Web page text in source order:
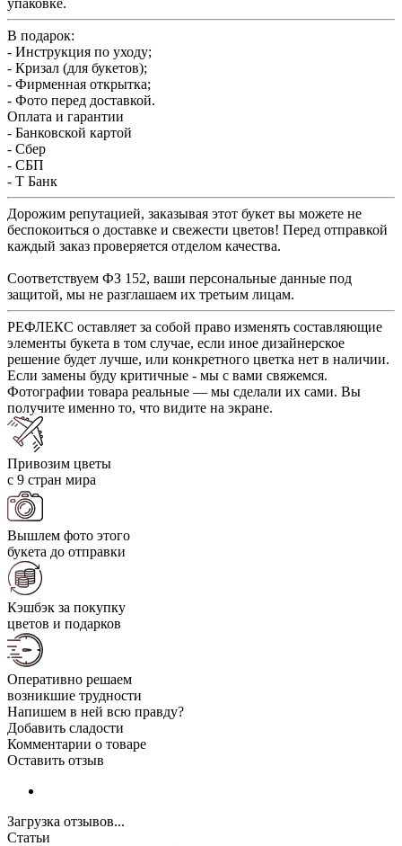
В подарок:
- Инструкция по уходу;
- Кризал (для букетов);
- Фирменная открытка;
- Фото перед доставкой.
Оплата и гарантии
- Банковской картой
- Сбер
- СБП
- Т Банк
Дорожим репутацией, заказывая этот букет вы можете не
беспокоиться о доставке и свежести цветов! Перед отправкой
каждый заказ проверяется отделом качества.
Соответствуем ФЗ 152, ваши персональные данные под
защитой, мы не разглашаем их третьим лицам.
РЕФЛЕКС оставляет за собой право изменять составляющие
элементы букета в том случае, если иное дизайнерское
решение будет лучше, или конкретного цветка нет в наличии.
Если замены буду критичные - мы с вами свяжемся.
Фотографии товара реальные — мы сделали их сами. Вы
получите именно то, что видите на экране.
Привозим цветы
с 9 стран мира
Вышлем фото этого
букета до отправки
Кэшбэк за покупку
цветов и подарков
Оперативно решаем
возникшие трудности
Напишем в ней всю правду?
Добавить сладости
Комментарии о товаре
Оставить отзыв
Загрузка отзывов...
Статьи